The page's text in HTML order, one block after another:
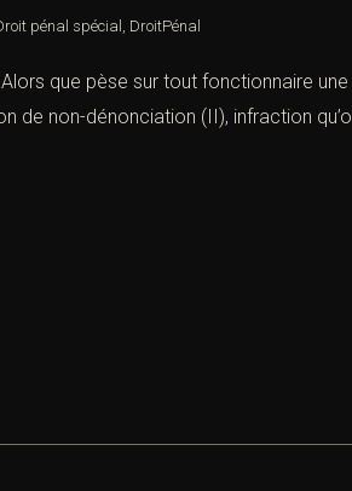
pénal spécial , DroitPénal
que pèse sur tout fonctionnaire
de non-dénonciation (II), infraction